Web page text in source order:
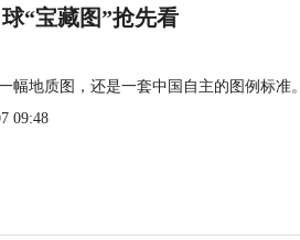
“宝藏图”抢先看
幅地质图，还是一套中国自主的图例标准。
09:48